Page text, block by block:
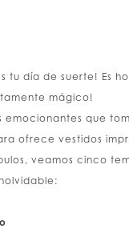
tu día de suerte! Es
mágico!
que
ofrece vestidos
veamos cinco